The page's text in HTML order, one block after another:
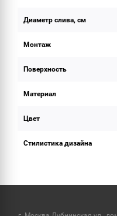
Диаметр слива, см
Монтаж
Поверхность
Материал
Цвет
Стилистика дизайна